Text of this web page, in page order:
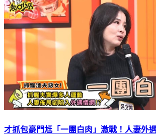
才抓包豪門尪「一團白肉」激戰！人妻外